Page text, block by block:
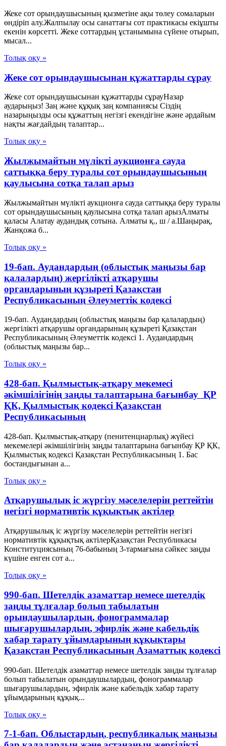
Жеке сот орындаушысының қызметіне ақы төлеу сомаларын
өндіріп алу.Жалпылау осы санаттағы сот практикасы екіұшты
екенін көрсетті. Жеке соттардың ұстанымына сүйене отырып,
мысал...
Толық оқу »
Жеке сот орындаушысынан құжаттарды сұрау
Жеке сот орындаушысынан құжаттарды сұрауНазар
аударыңыз! Заң және құқық заң компаниясы Сіздің
назарыңызды осы құжаттың негізгі екендігіне және әрдайым
нақты жағдайдың талаптар...
Толық оқу »
Жылжымайтын мүлікті аукционға сауда
саттыққа беру туралы сот орындаушысының
қаулысына сотқа талап арыз
Жылжымайтын мүлікті аукционға сауда саттыққа беру туралы
сот орындаушысының қаулысына сотқа талап арызАлматы
қаласы Алатау аудандық сотына. Алматы қ., ш / а.Шаңырақ,
Жанқожа б...
Толық оқу »
19-бап. Аудандардың (облыстық маңызы бар
қалалардың) жергілікті атқарушы
органдарының құзыреті Қазақстан
Республикасының Әлеуметтік кодексі
19-бап. Аудандардың (облыстық маңызы бар қалалардың)
жергілікті атқарушы органдарының құзыреті Қазақстан
Республикасының Әлеуметтік кодексі 1. Аудандардың
(облыстық маңызы бар...
Толық оқу »
428-бап. Қылмыстық-атқару мекемесі
әкімшілігінің заңды талаптарына бағынбау ҚР
ҚК, Қылмыстық кодексi Қазақстан
Республикасының
428-бап. Қылмыстық-атқару (пенитенциарлық) жүйесі
мекемелері әкімшілігінің заңды талаптарына бағынбау ҚР ҚК,
Қылмыстық кодексi Қазақстан Республикасының 1. Бас
бостандығынан а...
Толық оқу »
Атқарушылық іс жүргізу мәселелерін реттейтін
негізгі нормативтік құқықтық актілер
Атқарушылық іс жүргізу мәселелерін реттейтін негізгі
нормативтік құқықтық актілерҚазақстан Республикасы
Конституциясының 76-бабының 3-тармағына сәйкес заңды
күшіне енген сот а...
Толық оқу »
990-бап. Шетелдiк азаматтар немесе шетелдiк
заңды тұлғалар болып табылатын
орындаушылардың, фонограммалар
шығарушылардың, эфирлiк және кабельдік
хабар тарату ұйымдарының құқықтары
Қазақстан Республикасының Азаматтық кодексi
990-бап. Шетелдiк азаматтар немесе шетелдiк заңды тұлғалар
болып табылатын орындаушылардың, фонограммалар
шығарушылардың, эфирлiк және кабельдік хабар тарату
ұйымдарының құқық...
Толық оқу »
7-1-бап. Облыстардың, республикалық маңызы